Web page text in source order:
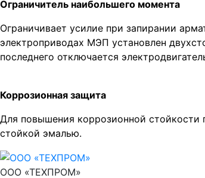
Ограничитель наибольшего момента
Ограничивает усилие при запирании
электроприводах МЭП установлен
последнего отключается
Коррозионная защита
Для повышения коррозионной стойкости
стойкой эмалью.
ООО «ТЕХПРОМ»